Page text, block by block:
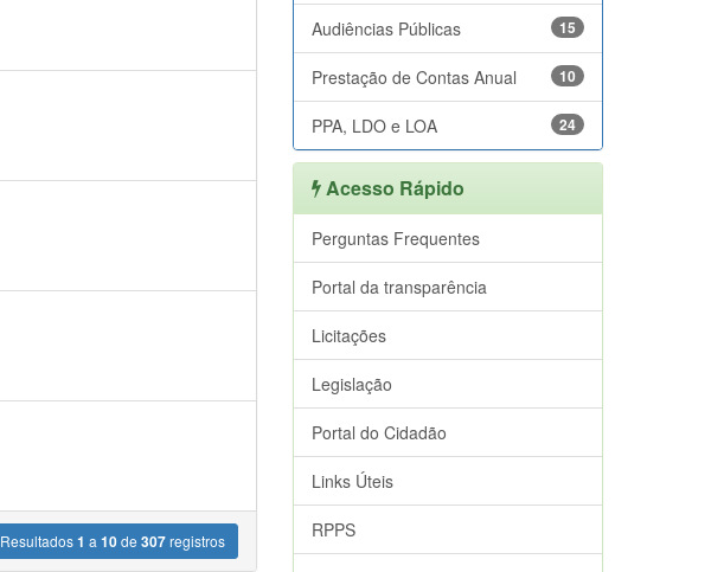
Resultados1 a 10de 307registros
15
Audiências Públicas
10
Prestação de Contas Anual
24
PPA, LDO e LOA
Acesso Rápido
Perguntas Frequentes
Portal da transparência
Licitações
Legislação
Portal do Cidadão
Links Úteis
RPPS